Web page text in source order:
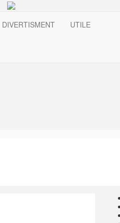
DIVERTISMENT UTILE